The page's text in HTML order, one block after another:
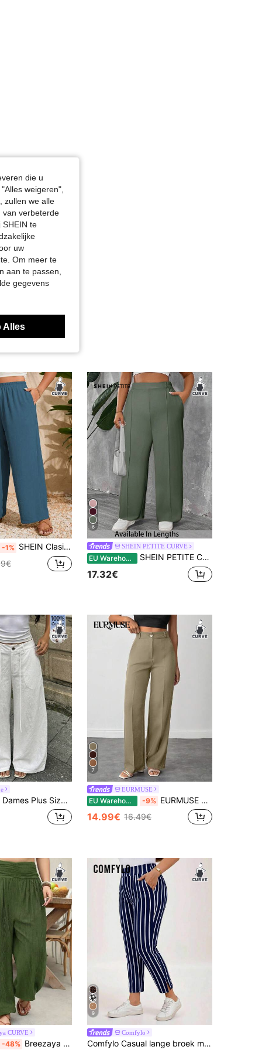
in, Lichaamsvorm: Rechthoek, Kleur: Zwart, Maat: 2XL
-1% SHEIN Clasi Plus size casual effen broek met trekkoord in de taille, schuine zakken en rechte pijpen
6
SHEIN PETITE CURVE
EU Warehouse SHEIN PETITE CURVE Petite Plus Size Dames Effen Geplooide Broek
17.32€
Vakantie Boho Elegant Y2k Casual Katoen Witte Wijde Losse Broek
7
EURMUSE
EU Warehouse -9% EURMUSE Plus size damesbroek met effen kleur, hoge taille en rechte pijpen, geschikt voor dagelijks gebruik.
14.99€ 16.49€
CURVE
-48% Breezaya Plus size damesbroek met plooien in effen kleur, casual en veelzijdig voor dagelijks gebruik.
9
Comfylo
Comfylo Casual lange broek met hoge taille, gestreept en met zakken voor dames in grote maten, herfst
die u
weigeren",
zullen we alle
van verbeterde
te
uw
Om meer te
aan te passen,
gegevens
Alles